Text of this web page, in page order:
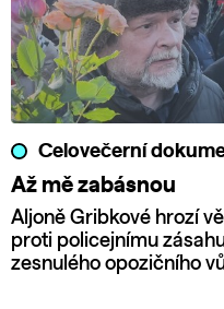
Celovečerní
Až mě zabásnou
Aljoně Gribkové hrozí
proti policejnímu
zesnulého opozičního